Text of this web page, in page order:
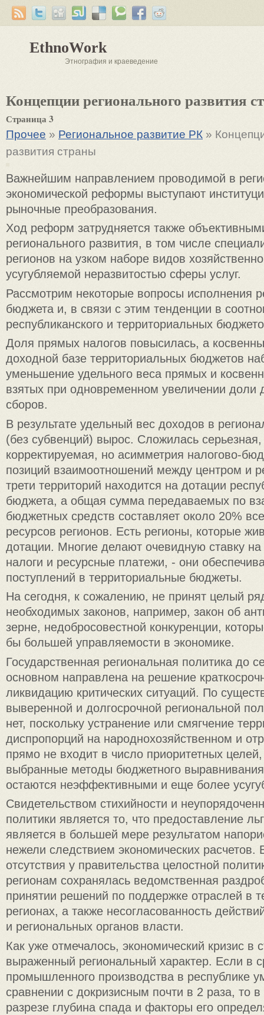
EthnoWork
Этнография и краеведение
Концепции регионального развития
Страница 3
Прочее » Региональное развитие РК »
развития страны
Важнейшим направлением проводимой в
экономической реформы выступают
рыночные преобразования.
Ход реформ затрудняется также
регионального развития, в том числе
регионов на узком наборе видов
усугубляемой неразвитостью сферы услуг.
Рассмотрим некоторые вопросы исполнения
бюджета и, в связи с этим тенденции в
республиканского и территориальных
Доля прямых налогов повысилась, а
доходной базе территориальных бюджетов
уменьшение удельного веса прямых и
взятых при одновременном увеличении доли
сборов.
В результате удельный вес доходов в
(без субвенций) вырос. Сложилась серьезная,
корректируемая, но асимметрия налогово-
позиций взаимоотношений между центром и
трети территорий находится на дотации
бюджета, а общая сумма передаваемых по
бюджетных средств составляет около 20%
ресурсов регионов. Есть регионы, которые
дотации. Многие делают очевидную ставку
налоги и ресурсные платежи, - они
поступлений в территориальные бюджеты.
На сегодня, к сожалению, не принят целый
необходимых законов, например, закон об
зерне, недобросовестной конкуренции,
бы большей управляемости в экономике.
Государственная региональная политика до
основном направлена на решение
ликвидацию критических ситуаций. По
выверенной и долгосрочной региональной
нет, поскольку устранение или смягчение
диспропорций на народнохозяйственном и
прямо не входит в число приоритетных
выбранные методы бюджетного
остаются неэффективными и еще более
Свидетельством стихийности и
политики является то, что предоставление
является в большей мере результатом
нежели следствием экономических расчетов.
отсутствия у правительства целостной
регионам сохранялась ведомственная
принятии решений по поддержке отраслей в
регионах, а также несогласованность
и региональных органов власти.
Как уже отмечалось, экономический кризис в
выраженный региональный характер. Если в
промышленного производства в республике
сравнении с докризисным почти в 2 раза, то
разрезе глубина спада и факторы его